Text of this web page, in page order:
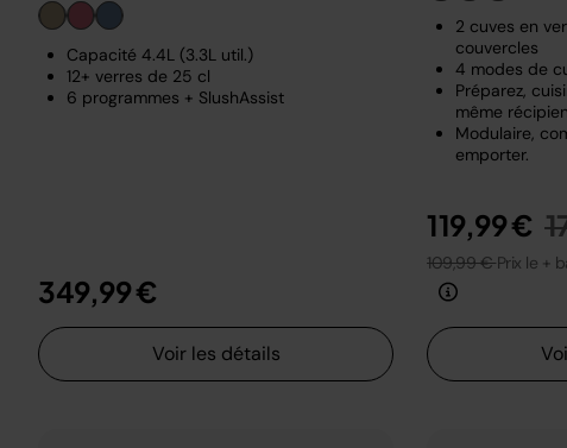
Capacité 4.4L (3.3L util.)
12+ verres de 25 cl
6 programmes + SlushAssist
349,99 €
Voir les détails
2 cuves en
couvercles
4 modes de
Préparez,
même
Modulaire,
emporter.
119,99 €
109,99 €Prix le +